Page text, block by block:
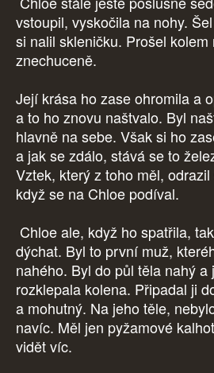
vstoupil, vyskočila na nohy.
si nalil skleničku. Prošel
znechuceně.
Její krása ho zase ohromila a
a to ho znovu naštvalo. Byl
hlavně na sebe. Však si ho
a jak se zdálo, stává se to
Vztek, který z toho měl,
když se na Chloe podíval.
Chloe ale, když ho spatřila,
dýchat. Byl to první muž,
nahého. Byl do půl těla nahý a
rozklepala kolena. Připadal ji
a mohutný. Na jeho těle,
navíc. Měl jen pyžamové
vidět víc.